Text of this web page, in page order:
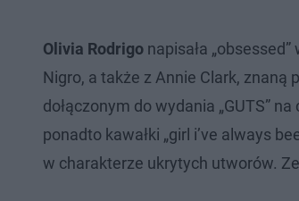
Olivia Rodrigo napisała
Nigro, a także z Annie Clark,
dołączonym do wydania „GUTS”
ponadto kawałki „girl i’ve always
w charakterze ukrytych utworów.